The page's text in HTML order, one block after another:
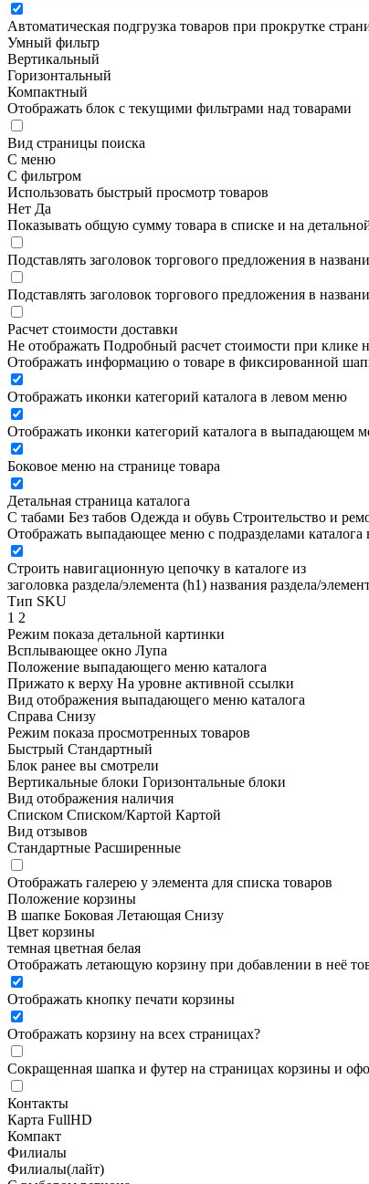
Автоматическая подгрузка товаров при прокрутке
Умный фильтр
Вертикальный
Горизонтальный
Компактный
Отображать блок с текущими фильтрами над товарами
Вид страницы поиска
С меню
С фильтром
Использовать быстрый просмотр товаров
Нет Да
Показывать общую сумму товара в списке и на
Подставлять заголовок торгового предложения в
Подставлять заголовок торгового предложения в
Расчет стоимости доставки
Не отображать Подробный расчет стоимости при клике
Отображать информацию о товаре в фиксированной
Отображать иконки категорий каталога в левом меню
Отображать иконки категорий каталога в выпадающем
Боковое меню на странице товара
Детальная страница каталога
С табами Без табов Одежда и обувь Строительство и
Отображать выпадающее меню с подразделами каталога
Строить навигационную цепочку в каталоге из
заголовка раздела/элемента (h1) названия раздела/
Тип SKU
1 2
Режим показа детальной картинки
Всплывающее окно Лупа
Положение выпадающего меню каталога
Прижато к верху На уровне активной ссылки
Вид отображения выпадающего меню каталога
Справа Снизу
Режим показа просмотренных товаров
Быстрый Стандартный
Блок ранее вы смотрели
Вертикальные блоки Горизонтальные блоки
Вид отображения наличия
Списком Списком/Картой Картой
Вид отзывов
Стандартные Расширенные
Отображать галерею у элемента для списка товаров
Положение корзины
В шапке Боковая Летающая Снизу
Цвет корзины
темная цветная белая
Отображать летающую корзину при добавлении в неё
Отображать кнопку печати корзины
Отображать корзину на всех страницах?
Сокращенная шапка и футер на страницах корзины и
Контакты
Карта FullHD
Компакт
Филиалы
Филиалы(лайт)